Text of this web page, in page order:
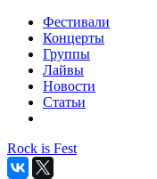
Фестивали
Концерты
Группы
Лайвы
Новости
Статьи
Rock is Fest